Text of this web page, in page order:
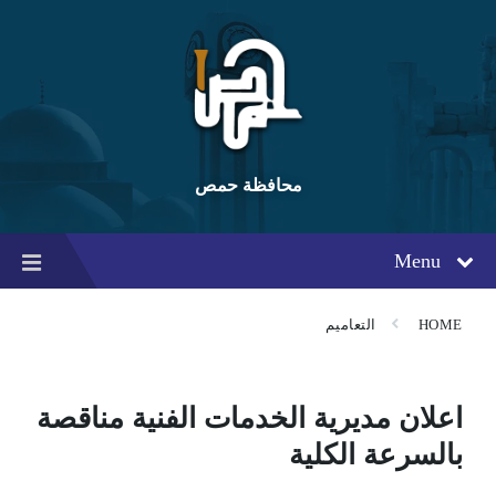
content
main
navigation
footer
محافظة حمص
Menu
HOME التعاميم
اعلان مديرية الخدمات الفنية مناقصة
بالسرعة الكلية